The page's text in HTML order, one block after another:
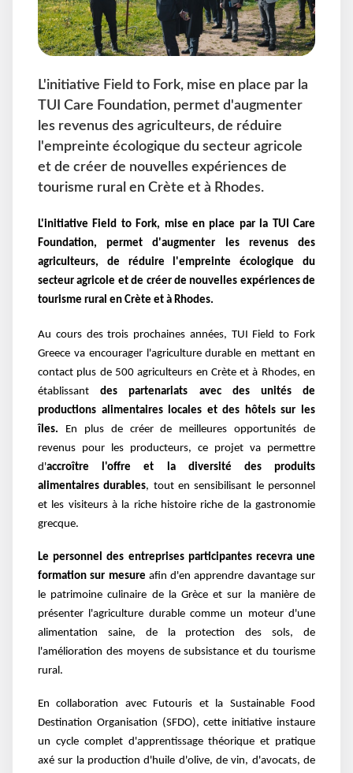
L'initiative Field to Fork, mise en place par la
TUI Care Foundation, permet d'augmenter
les revenus des agriculteurs, de réduire
l'empreinte écologique du secteur agricole
et de créer de nouvelles expériences de
tourisme rural en Crète et à Rhodes.
L'initiative Field to Fork, mise en place par la TUI Care
Foundation, permet d'augmenter les revenus des
agriculteurs, de réduire l'empreinte écologique du
secteur agricole et de créer de nouvelles expériences de
tourisme rural en Crète et à Rhodes.
Au cours des trois prochaines années, TUI Field to Fork
Greece va encourager l'agriculture durableen mettant en
contact plus de 500 agriculteurs en Crète et à Rhodes, en
établissant des partenariats avec des unités de
productions alimentaires locales et des hôtels sur les
îles. En plus de créer de meilleures opportunités de
revenus pour les producteurs, ce projet va permettre
d'accroître l'offreet la diversité des produits
alimentaires durables, tout en sensibilisant le personnel
et les visiteurs à la riche histoire riche de la gastronomie
grecque.
Le personnel des entreprises participantes recevra une
formation sur mesure afin d'en apprendre davantage sur
le patrimoine culinaire de la Grèce et sur la manière de
présenter l'agriculture durable comme un moteur d'une
alimentation saine, de la protection des sols, de
l'amélioration des moyens de subsistance et du tourisme
rural.
En collaboration avec Futouris et la Sustainable Food
Destination Organisation (SFDO), cette initiative instaure
un cycle complet d'apprentissage théorique et pratique
axé sur la productiond'huile d'olive, de vin, d'avocats, de